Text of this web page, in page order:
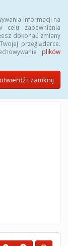
informacji na
celu zapewnienia
dokonać zmiany
przeglądarce.
plików
i zamknij